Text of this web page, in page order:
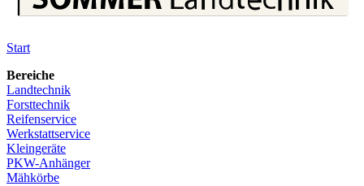
Start
Bereiche
Landtechnik
Forsttechnik
Reifenservice
Werkstattservice
Kleingeräte
PKW-Anhänger
Mähkörbe